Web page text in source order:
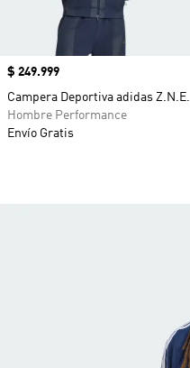
Precio
$ 249.999
Campera Deportiva adidas Z.N.E.
Hombre Performance
Envío Gratis